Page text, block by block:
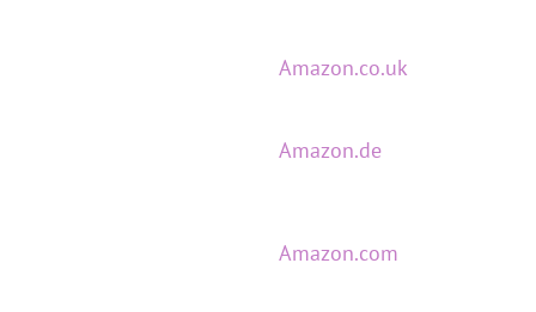
Amazon.co.uk
Amazon.de
Amazon.com